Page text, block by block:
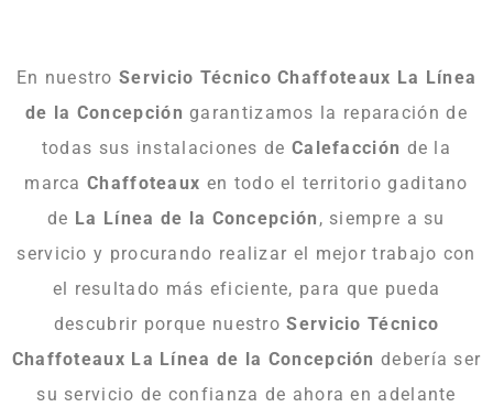
En nuestroServicio Técnico Chaffoteaux La Línea
de la Concepción garantizamos la reparación de
todas sus instalaciones de Calefacción de la
marcaChaffoteaux en todo el territorio gaditano
de La Línea de la Concepción , siempre a su
servicio y procurando realizar el mejor trabajo con
el resultado más eficiente, para que pueda
descubrir porque nuestroServicio Técnico
Chaffoteaux La Línea de la Concepción debería ser
su servicio de confianza de ahora en adelante